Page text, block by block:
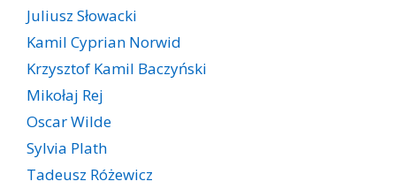
Juliusz Słowacki
Kamil Cyprian Norwid
Krzysztof Kamil Baczyński
Mikołaj Rej
Oscar Wilde
Sylvia Plath
Tadeusz Różewicz